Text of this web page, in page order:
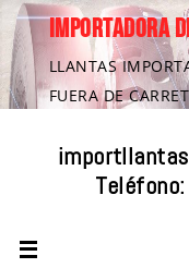
IMPORTADORA
LLANTAS
FUERA DE
Teléfono: